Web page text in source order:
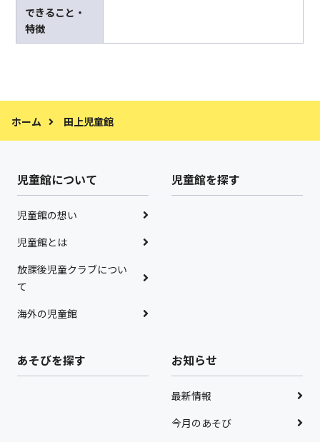
できること・
特徴
ホーム 田上児童館
児童館について
児童館の想い
児童館とは
放課後児童クラブについ
て
海外の児童館
児童館を探す
あそびを探す お知らせ
最新情報
今月のあそび